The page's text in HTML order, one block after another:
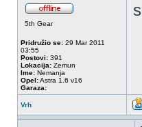
5th Gear
Pridružio se: 29 Mar 2011
03:55
Postovi: 391
Lokacija: Zemun
Ime: Nemanja
Opel:Astra 1.6 v16
Garaza:
Vrh